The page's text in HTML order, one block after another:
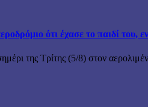
ότι έχασε το παιδί του,
της Τρίτης (5/8) στον